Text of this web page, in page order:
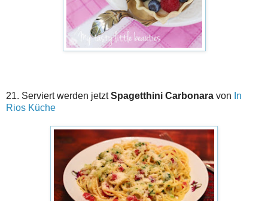
21. Serviert werden jetztSpagetthini Carbonara von In
Rios Küche